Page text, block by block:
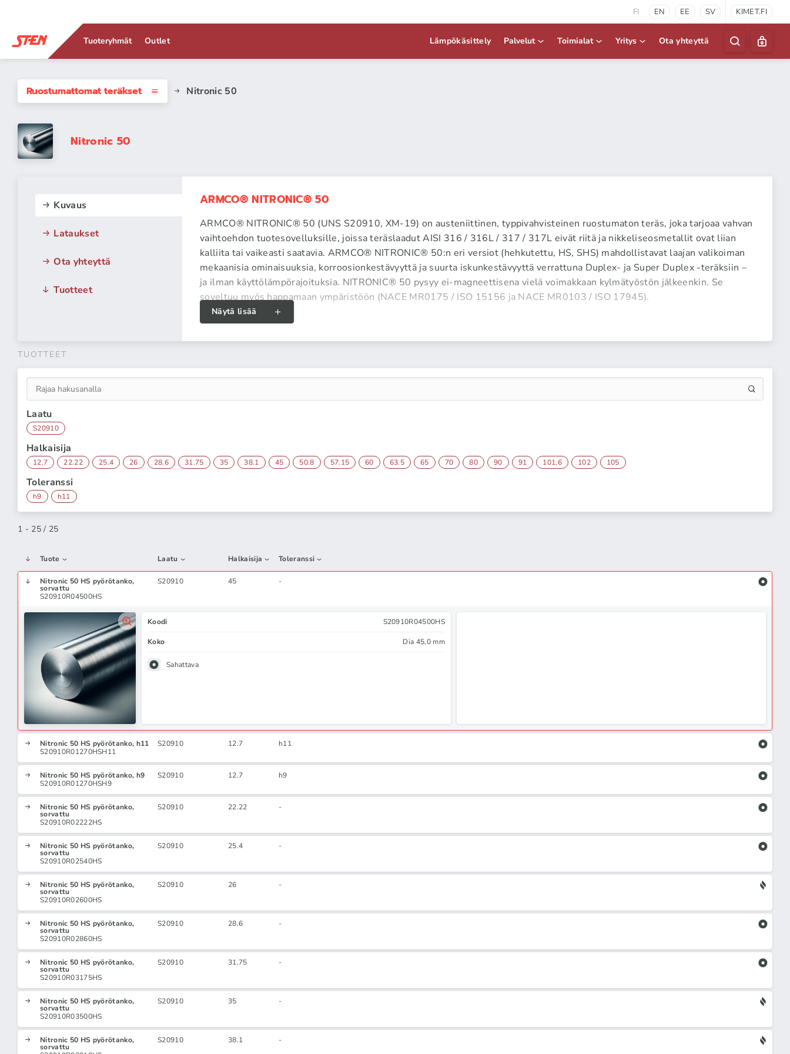
FI EN EE SV KIMET.FI
Tuoteryhmät Outlet Lämpökäsittely Palvelut Toimialat Yritys Ota yhteyttä
Ruostumattomat teräkset Nitronic 50
Nitronic 50
Kuvaus
Lataukset
Ota yhteyttä
Tuotteet
ARMCO® NITRONIC® 50
ARMCO® NITRONIC® 50 (UNS S20910, XM-19) on austeniittinen, typpivahvisteinen ruostumaton teräs, joka tarjoaa vahvan
vaihtoehdon tuotesovelluksille, joissa teräslaadut AISI 316 / 316L / 317 / 317L eivät riitä ja nikkeliseosmetallit ovat liian
kalliita tai vaikeasti saatavia. ARMCO® NITRONIC® 50:n eri versiot (hehkutettu, HS, SHS) mahdollistavat laajan valikoiman
mekaanisia ominaisuuksia, korroosionkestävyyttä ja suurta iskunkestävyyttä verrattuna Duplex- ja Super Duplex -teräksiin –
ja ilman käyttölämpörajoituksia. NITRONIC® 50 pysyy ei-magneettisena vielä voimakkaan kylmätyöstön jälkeenkin. Se
soveltuu myös happamaan ympäristöön (NACE MR0175 / ISO 15156 ja NACE MR0103 / ISO 17945).
Näytä lisää
TUOTTEET
Laatu
S20910
Halkaisija
12.7 22.22 25.4 26 28.6 31.75 35 38.1 45 50.8 57.15 60 63.5 65 70 80 90 91 101,6 102 105
Toleranssi
h9 h11
1 - 25 / 25
Tuote Laatu Halkaisija Toleranssi
Nitronic 50 HS pyörötanko,
sorvattu
S20910R04500HS
S20910 45 -
Koodi S20910R04500HS
Koko Dia 45,0 mm
Sahattava
Nitronic 50 HS pyörötanko, h11
S20910R01270HSH11
S20910 12.7 h11
Nitronic 50 HS pyörötanko, h9
S20910R01270HSH9
S20910 12.7 h9
Nitronic 50 HS pyörötanko,
sorvattu
S20910R02222HS
S20910 22.22 -
Nitronic 50 HS pyörötanko,
sorvattu
S20910R02540HS
S20910 25.4 -
Nitronic 50 HS pyörötanko,
sorvattu
S20910R02600HS
S20910 26 -
Nitronic 50 HS pyörötanko,
sorvattu
S20910R02860HS
S20910 28.6 -
Nitronic 50 HS pyörötanko,
sorvattu
S20910R03175HS
S20910 31.75 -
Nitronic 50 HS pyörötanko,
sorvattu
S20910R03500HS
S20910 35 -
Nitronic 50 HS pyörötanko,
sorvattu
S20910 38.1 -